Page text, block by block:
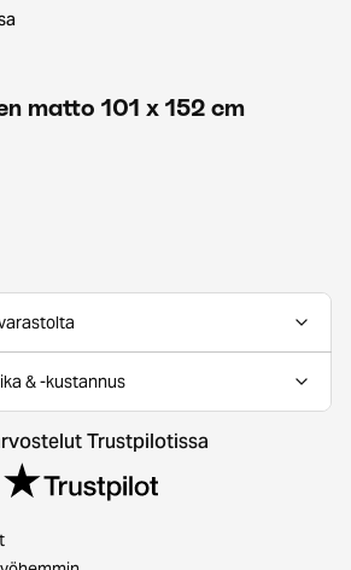
matto 101 x 152 cm
& -kustannus
Trustpilotissa